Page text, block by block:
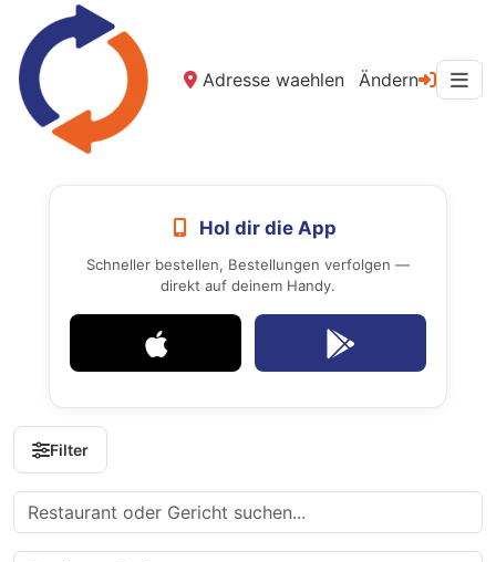
Adresse waehlen Ändern
Hol dir die App
Schneller bestellen, Bestellungen verfolgen —
direkt auf deinem Handy.
Filter